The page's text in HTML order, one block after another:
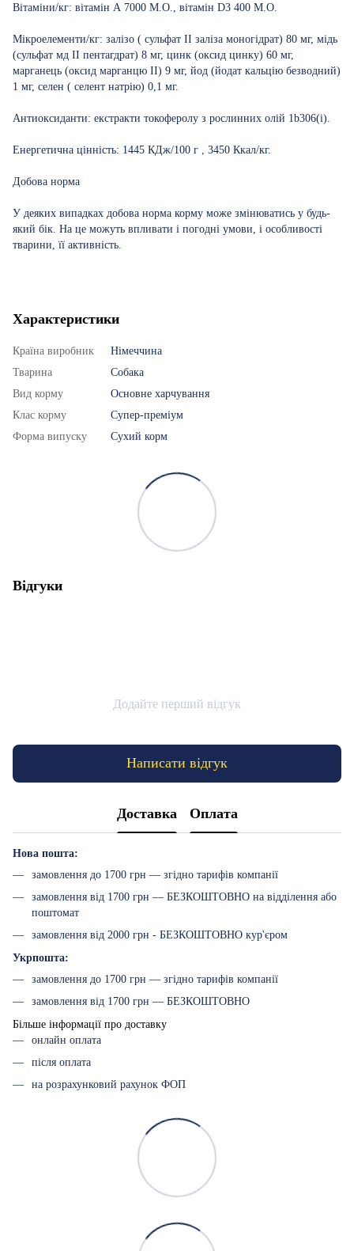
Вітаміни/кг: вітамін А 7000 М.О., вітамін D3 400 М.О.
Мікроелементи/кг: залізо ( сульфат ІІ заліза моногідрат) 80 мг, мідь
(сульфат мд ІІ пентагдрат) 8 мг, цинк (оксид цинку) 60 мг,
марганець (оксид марганцю ІІ) 9 мг, йод (йодат кальцію безводний)
1 мг, селен ( селент натрію) 0,1 мг.
Антиоксиданти: екстракти токоферолу з рослинних олій 1b306(i).
Енергетична цінність: 1445 КДж/100 г , 3450 Ккал/кг.
Добова норма
У деяких випадках добова норма корму може змінюватись у будь-
який бік. На це можуть впливати і погодні умови, і особливості
тварини, її активність.
Характеристики
Країна виробник
Німеччина
Тварина
Собака
Вид корму
Основне харчування
Клас корму
Супер-преміум
Форма випуску
Сухий корм
Відгуки
Додайте перший відгук
Написати відгук
Доставка Оплата
Нова пошта:
замовлення до 1700 грн — згідно тарифів компанії
замовлення від 1700 грн — БЕЗКОШТОВНО на відділення або
поштомат
замовлення від 2000 грн - БЕЗКОШТОВНО кур'єром
Укрпошта:
замовлення до 1700 грн — згідно тарифів компанії
замовлення від 1700 грн — БЕЗКОШТОВНО
Більше інформації про доставку
онлайн оплата
після оплата
на розрахунковий рахунок ФОП